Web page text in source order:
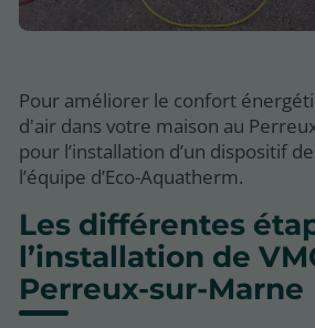
Pour améliorer le confort
d'air dans votre maison au
pour l’installation d’un dispositif
l’équipe d’Eco-Aquatherm.
Les différentes
l’installation de
Perreux-sur-Marne